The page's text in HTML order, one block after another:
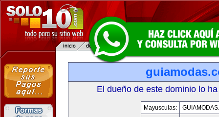
El dueño de este dominio lo
Mayusculas: